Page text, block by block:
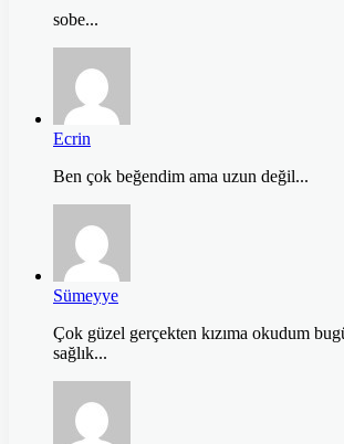
sobe...
Ecrin
Ben çok beğendim ama uzun değil...
Sümeyye
Çok güzel gerçekten kızıma okudum
sağlık...